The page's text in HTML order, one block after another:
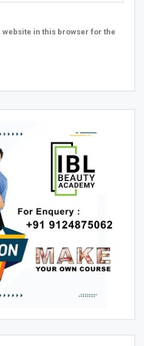
website in this browser for the